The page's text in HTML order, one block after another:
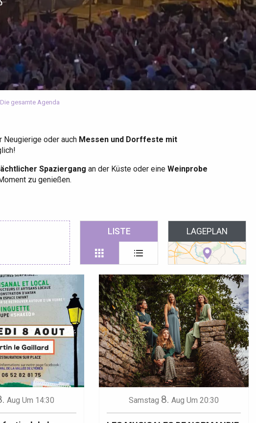
Die gesamte Agenda
Neugierige oder auch Messen und Dorffeste mit
Spaziergang an der Küste oder eine Weinprobe
zu genießen.
aux favoris LISTE LAGEPLAN
Aug Um 14:30 Samstag 8. Aug Um 20:30